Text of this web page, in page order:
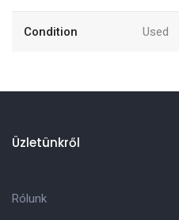
Condition Used
Üzletünkről
Rólunk